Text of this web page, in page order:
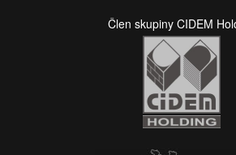
Člen skupiny CIDEM